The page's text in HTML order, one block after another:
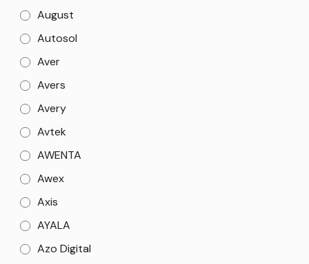
August
Autosol
Aver
Avers
Avery
Avtek
AWENTA
Awex
Axis
AYALA
Azo Digital